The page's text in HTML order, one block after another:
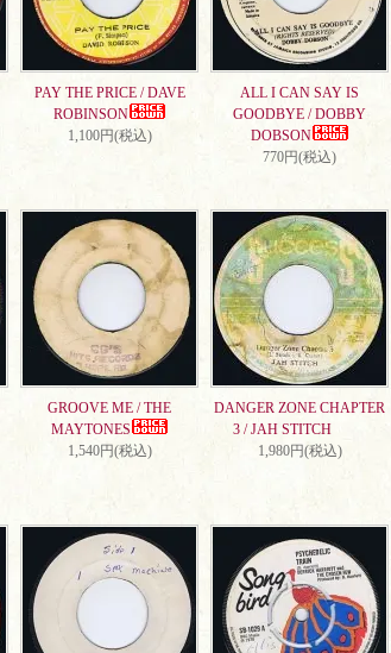
PAY THE PRICE / DAVE
ROBINSON
1,100円(税込)
ALL I CAN SAY IS
GOODBYE / DOBBY
DOBSON
770円(税込)
GROOVE ME / THE
MAYTONES
1,540円(税込)
DANGER ZONE CHAPTER
3 / JAH STITCH
1,980円(税込)